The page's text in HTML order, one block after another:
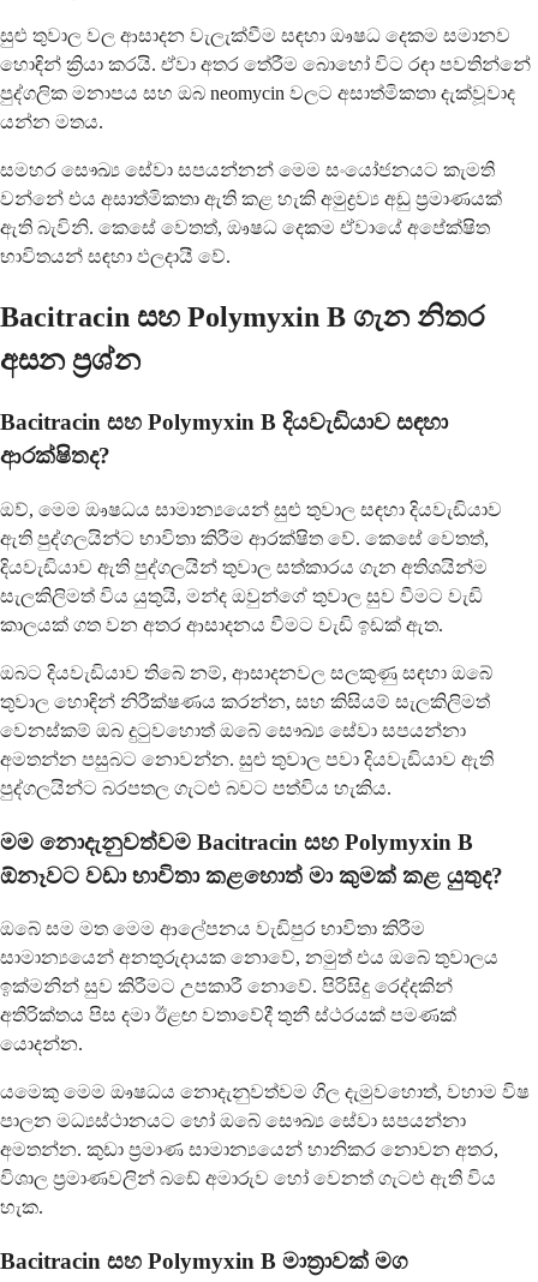
සුළු තුවාල වල ආසාදන වැලැක්වීම සඳහා ඖෂධ දෙකම සමානව
හොඳින් ක්‍රියා කරයි. ඒවා අතර තේරීම බොහෝ විට රඳා පවතින්නේ
පුද්ගලික මනාපය සහ ඔබ neomycin වලට අසාත්මිකතා දැක්වූවාද
යන්න මතය.
සමහර සෞඛ්‍ය සේවා සපයන්නන් මෙම සංයෝජනයට කැමති
වන්නේ එය අසාත්මිකතා ඇති කළ හැකි අමුද්‍රව්‍ය අඩු ප්‍රමාණයක්
ඇති බැවිනි. කෙසේ වෙතත්, ඖෂධ දෙකම ඒවායේ අපේක්ෂිත
භාවිතයන් සඳහා ඵලදායී වේ.
Bacitracin සහ Polymyxin B ගැන නිතර
අසන ප්‍රශ්න
Bacitracin සහ Polymyxin B දියවැඩියාව සඳහා
ආරක්ෂිතද?
ඔව්, මෙම ඖෂධය සාමාන්‍යයෙන් සුළු තුවාල සඳහා දියවැඩියාව
ඇති පුද්ගලයින්ට භාවිතා කිරීම ආරක්ෂිත වේ. කෙසේ වෙතත්,
දියවැඩියාව ඇති පුද්ගලයින් තුවාල සත්කාරය ගැන අතිශයින්ම
සැලකිලිමත් විය යුතුයි, මන්ද ඔවුන්ගේ තුවාල සුව වීමට වැඩි
කාලයක් ගත වන අතර ආසාදනය වීමට වැඩි ඉඩක් ඇත.
ඔබට දියවැඩියාව තිබේ නම්, ආසාදනවල සලකුණු සඳහා ඔබේ
තුවාල හොඳින් නිරීක්ෂණය කරන්න, සහ කිසියම් සැලකිලිමත්
වෙනස්කම් ඔබ දුටුවහොත් ඔබේ සෞඛ්‍ය සේවා සපයන්නා
අමතන්න පසුබට නොවන්න. සුළු තුවාල පවා දියවැඩියාව ඇති
පුද්ගලයින්ට බරපතල ගැටළු බවට පත්විය හැකිය.
මම නොදැනුවත්වම Bacitracin සහ Polymyxin B
ඕනෑවට වඩා භාවිතා කළහොත් මා කුමක් කළ යුතුද?
ඔබේ සම මත මෙම ආලේපනය වැඩිපුර භාවිතා කිරීම
සාමාන්‍යයෙන් අනතුරුදායක නොවේ, නමුත් එය ඔබේ තුවාලය
ඉක්මනින් සුව කිරීමට උපකාරී නොවේ. පිරිසිදු රෙද්දකින්
අතිරික්තය පිස දමා ඊළඟ වතාවේදී තුනී ස්ථරයක් පමණක්
යොදන්න.
යමෙකු මෙම ඖෂධය නොදැනුවත්වම ගිල දැමුවහොත්, වහාම විෂ
පාලන මධ්‍යස්ථානයට හෝ ඔබේ සෞඛ්‍ය සේවා සපයන්නා
අමතන්න. කුඩා ප්‍රමාණ සාමාන්‍යයෙන් හානිකර නොවන අතර,
විශාල ප්‍රමාණවලින් බඩේ අමාරුව හෝ වෙනත් ගැටළු ඇති විය
හැක.
Bacitracin සහ Polymyxin B මාත්‍රාවක් මග